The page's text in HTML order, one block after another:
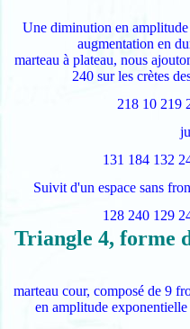
Une diminution en
augmentation en
marteau à plateau, nous
240 sur les crètes
218 10 219
131 184 132
Suivit d'un espace sans
128 240 129
Triangle 4, forme
marteau cour, composé de 9
en amplitude